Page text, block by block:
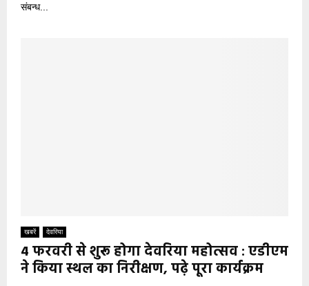
संबन्ध...
खबरें देवरिया
4 फरवरी से शुरू होगा देवरिया महोत्सव : एडीएम
ने किया स्थल का निरीक्षण, पढ़े पूरा कार्यक्रम